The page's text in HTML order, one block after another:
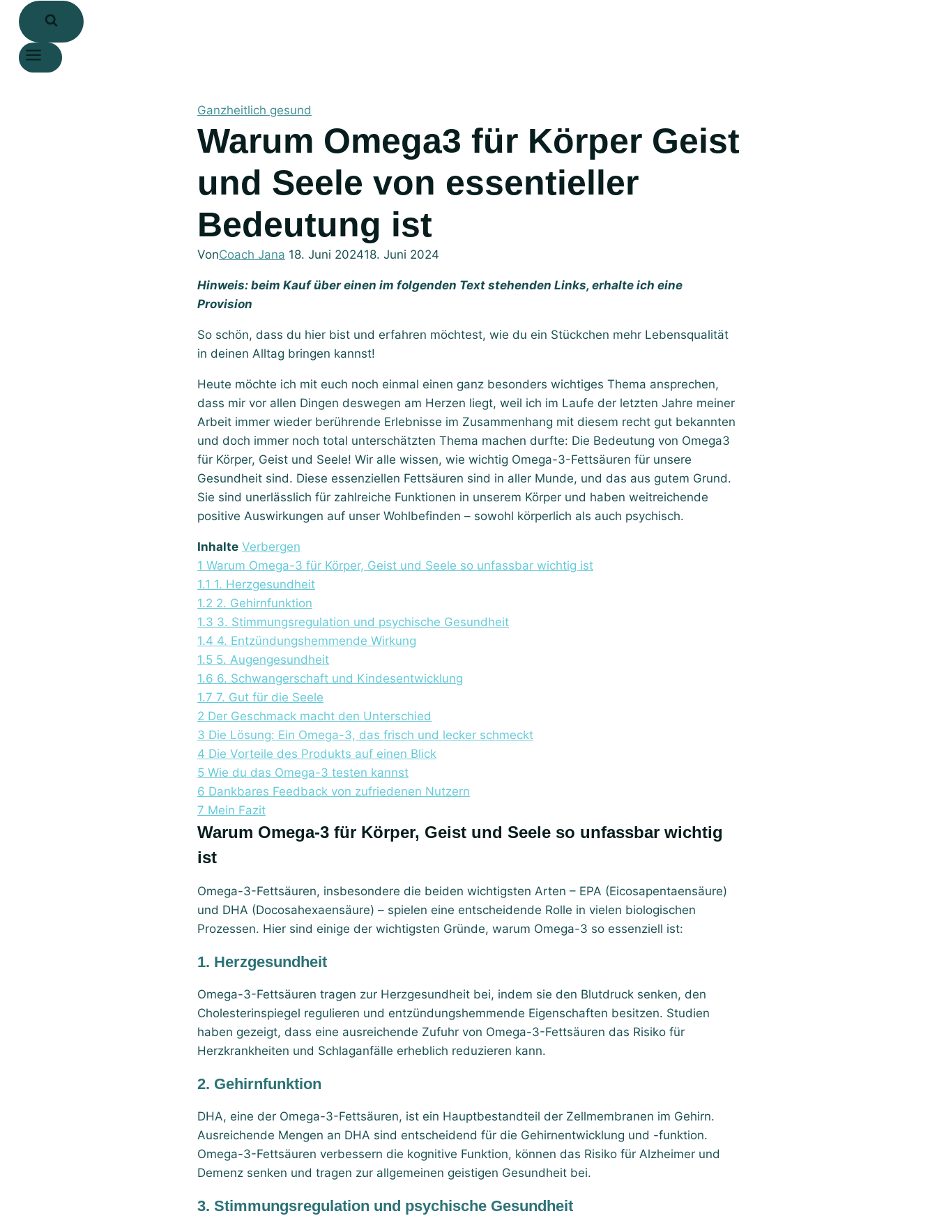
Ganzheitlich gesund
Warum Omega3 für Körper Geist
und Seele von essentieller
Bedeutung ist
VonCoach Jana 18. Juni 202418. Juni 2024
Hinweis: beim Kauf über einen im folgenden Text stehenden Links, erhalte ich eine
Provision
So schön, dass du hier bist und erfahren möchtest, wie du ein Stückchen mehr Lebensqualität
in deinen Alltag bringen kannst!
Heute möchte ich mit euch noch einmal einen ganz besonders wichtiges Thema ansprechen,
dass mir vor allen Dingen deswegen am Herzen liegt, weil ich im Laufe der letzten Jahre meiner
Arbeit immer wieder berührende Erlebnisse im Zusammenhang mit diesem recht gut bekannten
und doch immer noch total unterschätzten Thema machen durfte: Die Bedeutung von Omega3
für Körper, Geist und Seele! Wir alle wissen, wie wichtig Omega-3-Fettsäuren für unsere
Gesundheit sind. Diese essenziellen Fettsäuren sind in aller Munde, und das aus gutem Grund.
Sie sind unerlässlich für zahlreiche Funktionen in unserem Körper und haben weitreichende
positive Auswirkungen auf unser Wohlbefinden – sowohl körperlich als auch psychisch.
Inhalte Verbergen
1 Warum Omega-3 für Körper, Geist und Seele so unfassbar wichtig ist
1.1 1. Herzgesundheit
1.2 2. Gehirnfunktion
1.3 3. Stimmungsregulation und psychische Gesundheit
1.4 4. Entzündungshemmende Wirkung
1.5 5. Augengesundheit
1.6 6. Schwangerschaft und Kindesentwicklung
1.7 7. Gut für die Seele
2 Der Geschmack macht den Unterschied
3 Die Lösung: Ein Omega-3, das frisch und lecker schmeckt
4 Die Vorteile des Produkts auf einen Blick
5 Wie du das Omega-3 testen kannst
6 Dankbares Feedback von zufriedenen Nutzern
7 Mein Fazit
Warum Omega-3 für Körper, Geist und Seele so unfassbar wichtig
ist
Omega-3-Fettsäuren, insbesondere die beiden wichtigsten Arten – EPA (Eicosapentaensäure)
und DHA (Docosahexaensäure) – spielen eine entscheidende Rolle in vielen biologischen
Prozessen. Hier sind einige der wichtigsten Gründe, warum Omega-3 so essenziell ist:
Herzgesundheit
Omega-3-Fettsäuren tragen zur Herzgesundheit bei, indem sie den Blutdruck senken, den
Cholesterinspiegel regulieren und entzündungshemmende Eigenschaften besitzen. Studien
haben gezeigt, dass eine ausreichende Zufuhr von Omega-3-Fettsäuren das Risiko für
Herzkrankheiten und Schlaganfälle erheblich reduzieren kann.
Gehirnfunktion
DHA, eine der Omega-3-Fettsäuren, ist ein Hauptbestandteil der Zellmembranen im Gehirn.
Ausreichende Mengen an DHA sind entscheidend für die Gehirnentwicklung und -funktion.
Omega-3-Fettsäuren verbessern die kognitive Funktion, können das Risiko für Alzheimer und
Demenz senken und tragen zur allgemeinen geistigen Gesundheit bei.
Stimmungsregulation und psychische Gesundheit